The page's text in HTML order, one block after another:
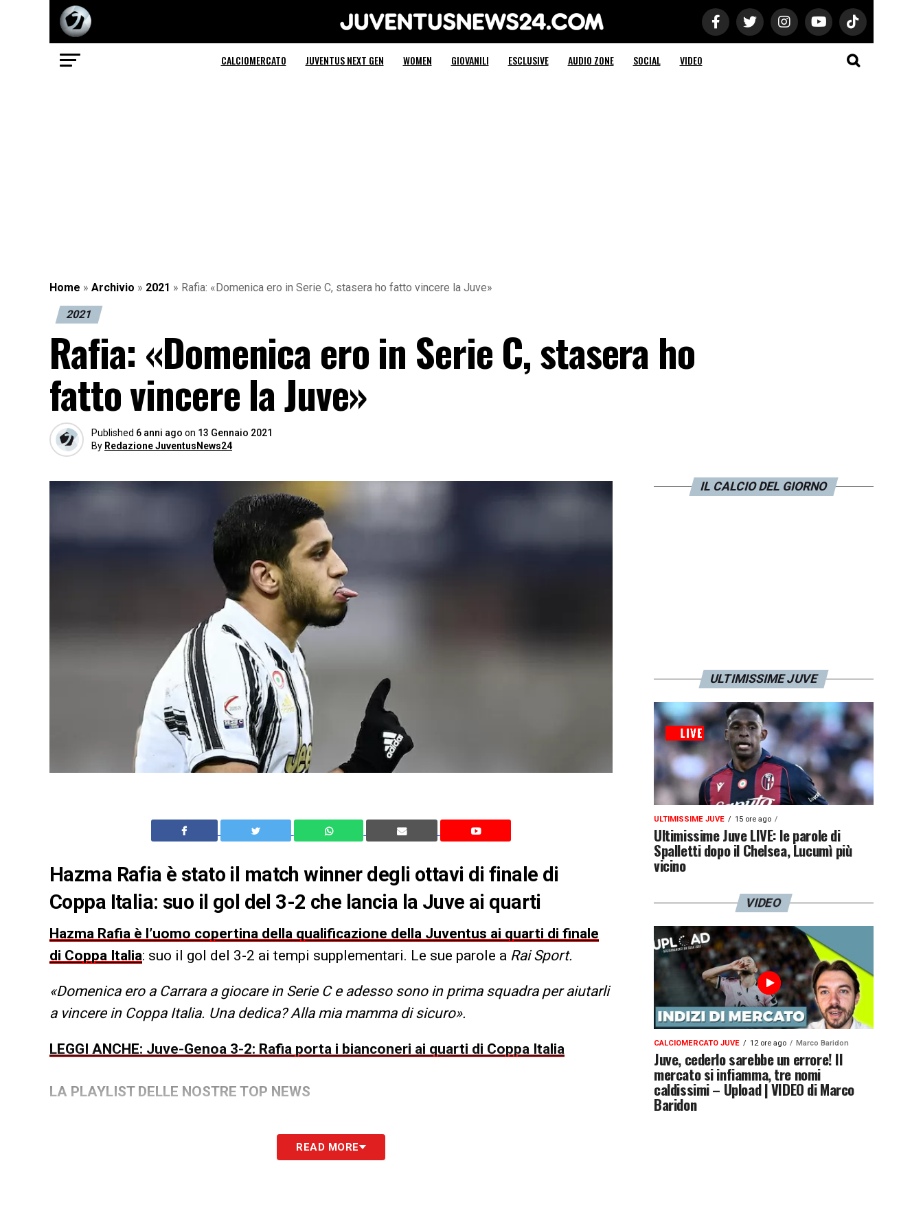
Juventus News 24
CALCIOMERCATO JUVENTUS NEXT GEN WOMEN GIOVANILI ESCLUSIVE AUDIO ZONE SOCIAL VIDEO
Home » Archivio » 2021 » Rafia: «Domenica ero in Serie C, stasera ho fatto vincere la Juve»
2021
Rafia: «Domenica ero in Serie C, stasera ho
fatto vincere la Juve»
Published 6 anni ago on 13 Gennaio 2021
By Redazione JuventusNews24
Hazma Rafia è stato il match winner degli ottavi di finale di
Coppa Italia: suo il gol del 3-2 che lancia la Juve ai quarti
Hazma Rafia è l’uomo copertina della qualificazione della Juventus ai quarti di finale
di Coppa Italia: suo il gol del 3-2 ai tempi supplementari. Le sue parole a Rai Sport.
«Domenica ero a Carrara a giocare in Serie C e adesso sono in prima squadra per aiutarli
a vincere in Coppa Italia. Una dedica? Alla mia mamma di sicuro».
LEGGI ANCHE: Juve-Genoa 3-2: Rafia porta i bianconeri ai quarti di Coppa Italia
LA PLAYLIST DELLE NOSTRE TOP NEWS
READ MORE
IL CALCIO DEL GIORNO
ULTIMISSIME JUVE
ULTIMISSIME JUVE 15 ore ago
Ultimissime Juve LIVE: le parole di
Spalletti dopo il Chelsea, Lucumì più
vicino
VIDEO
CALCIOMERCATO JUVE 12 ore ago Marco Baridon
Juve, cederlo sarebbe un errore! Il
mercato si infiamma, tre nomi
caldissimi – Upload | VIDEO di Marco
Baridon